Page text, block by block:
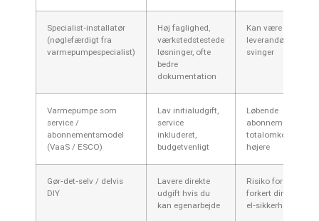
Specialist‑installatør
(nøglefærdigt fra
varmepumpespecialist)
Høj faglighed,
værkstedstestede
løsninger, ofte
bedre
dokumentation
Kan være
leverandørvalg;
svinger
Varmepumpe som
service /
abonnementsmodel
(VaaS / ESCO)
Lav initialudgift,
service
inkluderet,
budgetvenligt
Løbende
totalomkostning
højere
Gør‑det‑selv / delvis
DIY
Lavere direkte
udgift hvis du
kan egenarbejde
Risiko for
forkert
el‑sikkerhed